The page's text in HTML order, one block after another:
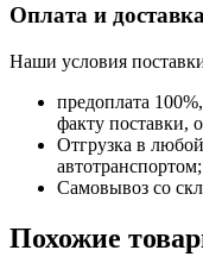
Оплата и
Наши условия
предоплата
факту поставки,
Отгрузка в
автотранспортом;
Самовывоз со
Похожие